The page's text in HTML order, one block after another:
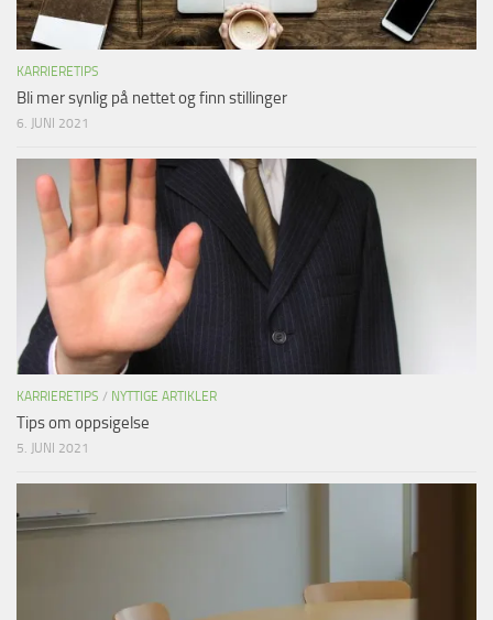
KARRIERETIPS
Bli mer synlig på nettet og finn stillinger
6. JUNI 2021
KARRIERETIPS / NYTTIGE ARTIKLER
Tips om oppsigelse
5. JUNI 2021